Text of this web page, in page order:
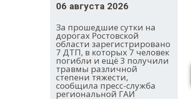
06 августа 2026
За прошедшие сутки на
дорогах Ростовской
области зарегистрировано
7 ДТП, в которых 7 человек
погибли и ещё 3 получили
травмы различной
степени тяжести,
сообщила пресс-служба
региональной ГАИ